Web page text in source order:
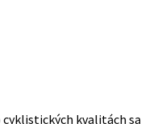
kvalitách sa